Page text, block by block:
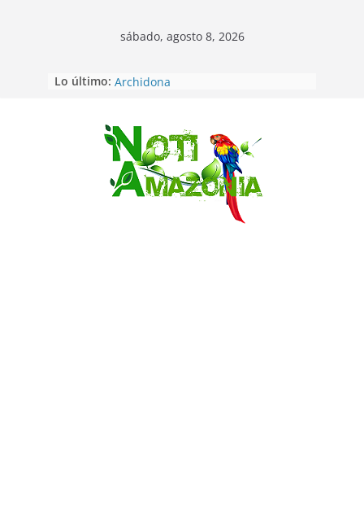
Saltar
sábado, agosto 8, 2026
Lo último: Napo: presunto sicariato en cantón
desaparecidos fueron encontrados
muertos en Puerto lopez
Sentencian a 34 años de prisión a
implicados en caso de Alison,
oriunda de Tena
Vozinha, el arquero sensación de
cabo Verde, ya llegó para